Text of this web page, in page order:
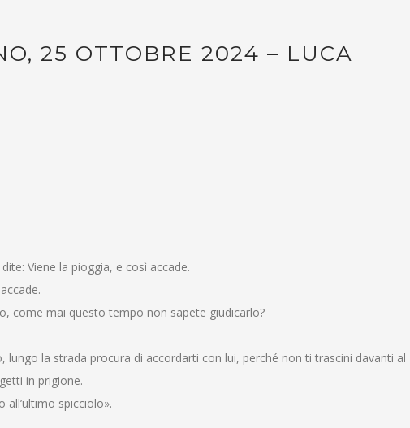
25 OTTOBRE 2024 – LUCA
Viene la pioggia, e così accade.
come mai questo tempo non sapete giudicarlo?
la strada procura di accordarti con lui, perché non ti trascini davanti al
in prigione.
spicciolo».